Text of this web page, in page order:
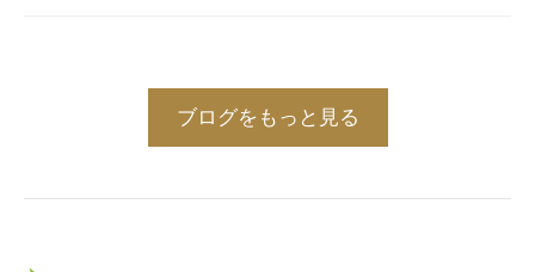
ブログをもっと見る